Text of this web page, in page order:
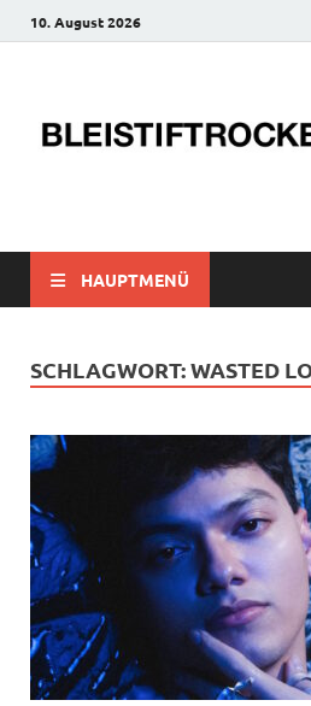
10. August 2026
HAUPTMENÜ
SCHLAGWORT:WASTED